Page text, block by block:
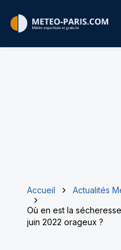
Accueil
Actualités
Où en est la
juin 2022 orageux ?